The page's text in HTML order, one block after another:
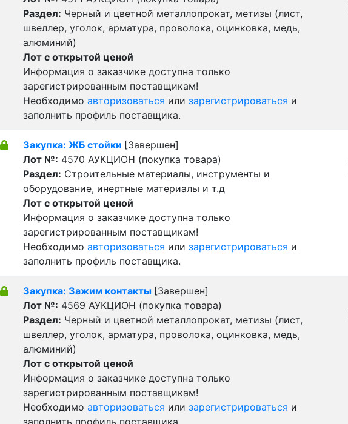
Раздел: Черный и цветной металлопрокат, метизы (лист,
швеллер, уголок, арматура, проволока, оцинковка, медь,
алюминий)
Лот с открытой ценой
Информация о заказчике доступна только
зарегистрированным поставщикам!
Необходимо авторизоваться или зарегистрироваться и
заполнить профиль поставщика.
Закупка: ЖБ стойки [Завершен]
Лот №: 4570 АУКЦИОН (покупка товара)
Раздел: Строительные материалы, инструменты и
оборудование, инертные материалы и т.д
Лот с открытой ценой
Информация о заказчике доступна только
зарегистрированным поставщикам!
Необходимо авторизоваться или зарегистрироваться и
заполнить профиль поставщика.
Закупка: Зажим контакты [Завершен]
Лот №: 4569 АУКЦИОН (покупка товара)
Раздел: Черный и цветной металлопрокат, метизы (лист,
швеллер, уголок, арматура, проволока, оцинковка, медь,
алюминий)
Лот с открытой ценой
Информация о заказчике доступна только
зарегистрированным поставщикам!
Необходимо авторизоваться или зарегистрироваться и
заполнить профиль поставщика.